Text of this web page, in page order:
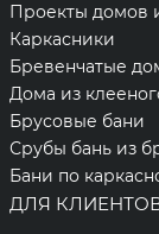
Проекты домов
Каркасники
Бревенчатые
Дома из
Брусовые бани
Срубы бань из
Бани по
ДЛЯ